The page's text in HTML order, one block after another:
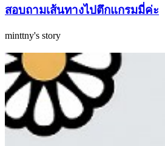
สอบถามเส้นทางไปตึกแกรมมี่ค่ะ
minttny's story